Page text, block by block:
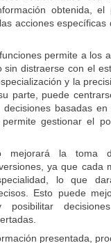
obtenida, el
acciones específicas
permite a los
sin distraerse con el
y la
parte, puede
basadas
gestionar el
mejorará la toma
ya que cada
lo que
Esto puede
posibilitar
presentada,